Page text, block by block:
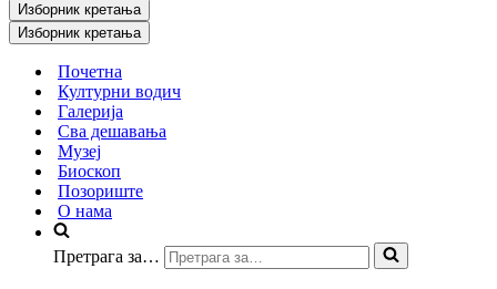
Изборник кретања
Изборник кретања
Почетна
Културни водич
Галерија
Сва дешавања
Музеј
Биоскоп
Позориште
О нама
Претрага за…